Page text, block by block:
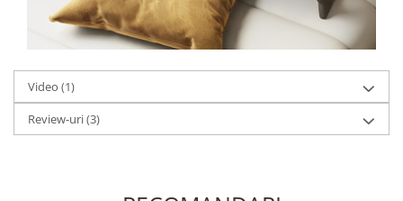
Video (1)
Review-uri(3)